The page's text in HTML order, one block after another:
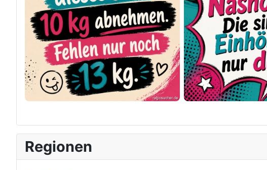
Original herunterladen
Regionen